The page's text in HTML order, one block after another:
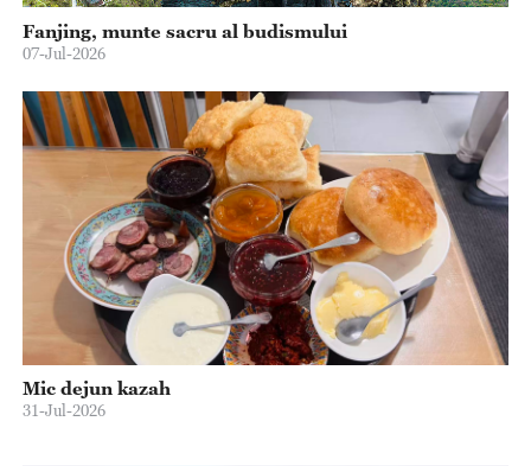
Fanjing, munte sacru al budismului
07-Jul-2026
Mic dejun kazah
31-Jul-2026